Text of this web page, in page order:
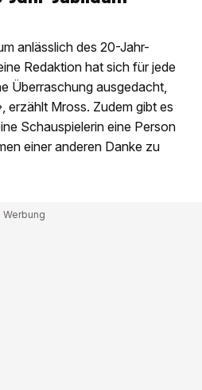
anlässlich des 20-Jahr-
Redaktion hat sich für jede
Überraschung ausgedacht,
erzählt Mross. Zudem gibt es
Schauspielerin eine Person
einer anderen Danke zu